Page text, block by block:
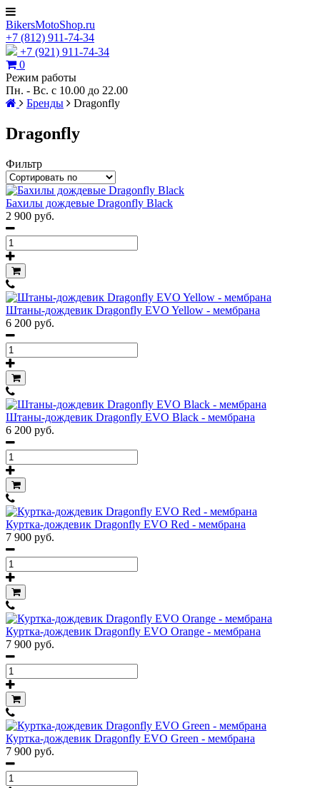
BikersMotoShop.ru
+7 (812) 911-74-34
+7 (921) 911-74-34
0
Режим работы
Пн. - Вс. с 10.00 до 22.00
Бренды
Dragonfly
Dragonfly
Фильтр
Бахилы дождевые Dragonfly Black
2 900 руб.
Штаны-дождевик Dragonfly EVO Yellow - мембрана
6 200 руб.
Штаны-дождевик Dragonfly EVO Black - мембрана
6 200 руб.
Куртка-дождевик Dragonfly EVO Red - мембрана
7 900 руб.
Куртка-дождевик Dragonfly EVO Orange - мембрана
7 900 руб.
Куртка-дождевик Dragonfly EVO Green - мембрана
7 900 руб.